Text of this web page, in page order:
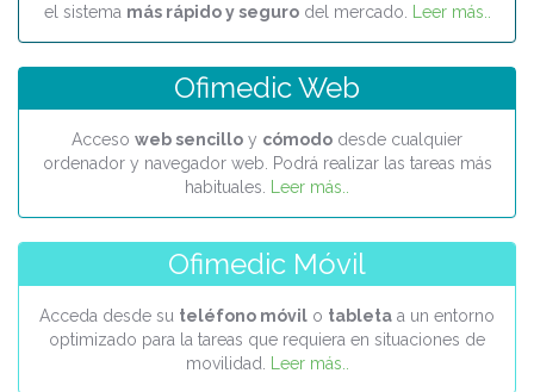
el sistema más rápido y segurodel mercado. Leer más..
Ofimedic Web
Acceso web sencillo y cómodo desde cualquier
ordenador y navegador web. Podrá realizar las tareas más
habituales. Leer más..
Ofimedic Móvil
Acceda desde su teléfono móvil o tableta a un entorno
optimizado para la tareas que requiera en situaciones de
movilidad.
Leer más..